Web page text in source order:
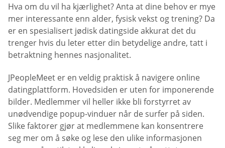
Hva om du vil ha kjærlighet? Anta at dine behov er mye
mer interessante enn alder, fysisk vekst og trening? Da
er en spesialisert jødisk datingside akkurat det du
trenger hvis du leter etter din betydelige andre, tatt i
betraktning hennes nasjonalitet.
JPeopleMeet er en veldig praktisk å navigere online
datingplattform. Hovedsiden er uten for imponerende
bilder. Medlemmer vil heller ikke bli forstyrret av
unødvendige popup-vinduer når de surfer på siden.
Slike faktorer gjør at medlemmene kan konsentrere
seg mer om å søke og lese den ulike informasjonen